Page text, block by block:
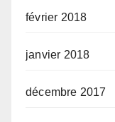
février 2018
janvier 2018
décembre 2017